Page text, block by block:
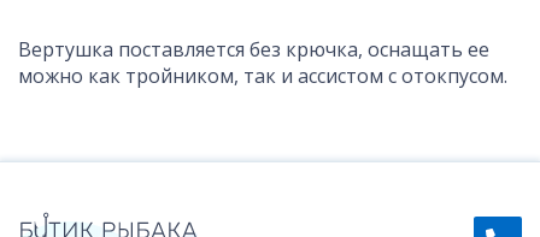
Вертушка поставляется без крючка, оснащать ее
можно как тройником, так и ассистом с отокпусом.